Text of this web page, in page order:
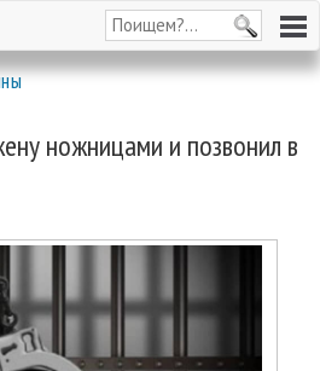
ножницами и позвонил в